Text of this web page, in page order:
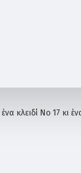
κλειδί Νο 17 κι
ή χρώμα